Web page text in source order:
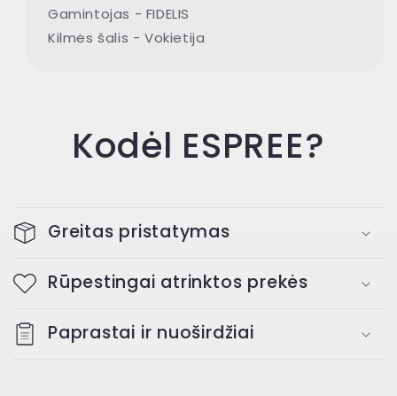
Gamintojas - FIDELIS
Kilmės šalis - Vokietija
Kodėl ESPREE?
Greitas pristatymas
Rūpestingai atrinktos prekės
Paprastai ir nuoširdžiai